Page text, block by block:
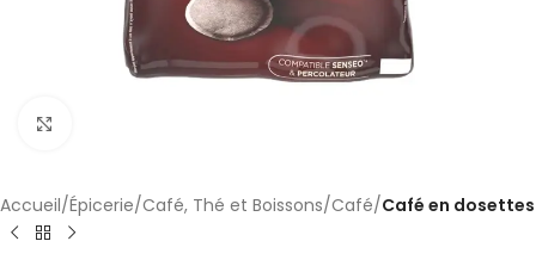
Accueil Épicerie Café, Thé et Boissons Café Café en dosettes